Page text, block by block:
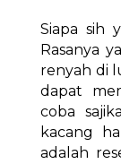
Siapa sih
Rasanya
renyah di
dapat
coba
kacang
adalah